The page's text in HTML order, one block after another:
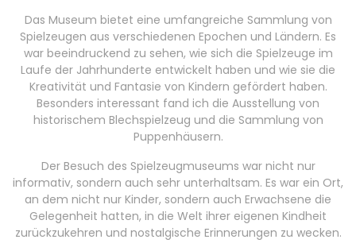
Das Museum bietet eine umfangreiche Sammlung von
Spielzeugen aus verschiedenen Epochen und Ländern. Es
war beeindruckend zu sehen, wie sich die Spielzeuge im
Laufe der Jahrhunderte entwickelt haben und wie sie die
Kreativität und Fantasie von Kindern gefördert haben.
Besonders interessant fand ich die Ausstellung von
historischem Blechspielzeug und die Sammlung von
Puppenhäusern.
Der Besuch des Spielzeugmuseums war nicht nur
informativ, sondern auch sehr unterhaltsam. Es war ein Ort,
an dem nicht nur Kinder, sondern auch Erwachsene die
Gelegenheit hatten, in die Welt ihrer eigenen Kindheit
zurückzukehren und nostalgische Erinnerungen zu wecken.